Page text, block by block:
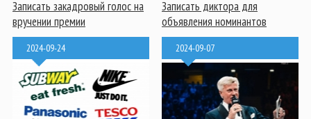
Записать закадровый голос на
вручении премии
Записать диктора для
объявления номинантов
2024-09-24 2024-09-07